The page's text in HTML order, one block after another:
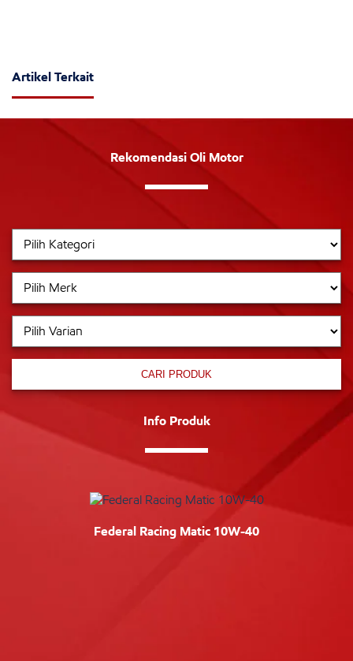
Artikel Terkait
Rekomendasi Oli Motor
CARI PRODUK
Info Produk
Federal Racing Matic 10W-40